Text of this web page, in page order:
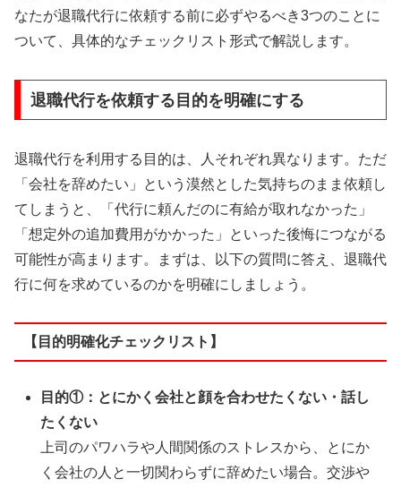
なたが退職代行に依頼する前に必ずやるべき3つのことに
ついて、具体的なチェックリスト形式で解説します。
退職代行を依頼する目的を明確にする
退職代行を利用する目的は、人それぞれ異なります。ただ
「会社を辞めたい」という漠然とした気持ちのまま依頼し
てしまうと、「代行に頼んだのに有給が取れなかった」
「想定外の追加費用がかかった」といった後悔につながる
可能性が高まります。まずは、以下の質問に答え、退職代
行に何を求めているのかを明確にしましょう。
【目的明確化チェックリスト】
目的①：とにかく会社と顔を合わせたくない・話し
たくない
上司のパワハラや人間関係のストレスから、とにか
く会社の人と一切関わらずに辞めたい場合。交渉や